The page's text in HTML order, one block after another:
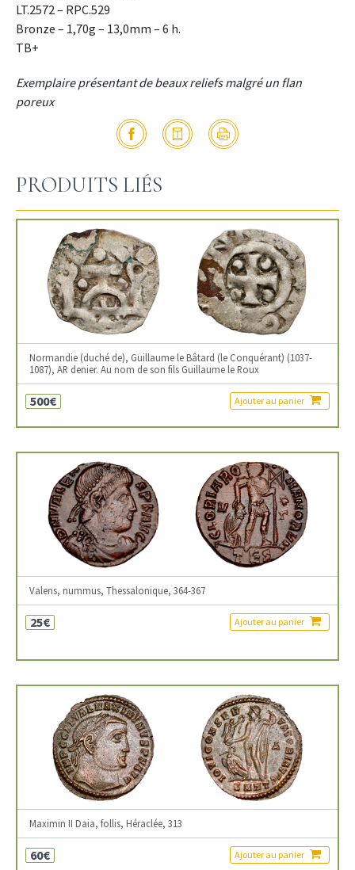
LT.2572 – RPC.529
Bronze – 1,70g – 13,0mm – 6 h.
TB+
Exemplaire présentant de beaux reliefs malgré un flan
poreux
PRODUITS LIÉS
Normandie (duché de), Guillaume le Bâtard (le Conquérant) (1037-
1087), AR denier. Au nom de son fils Guillaume le Roux
500€ Ajouter au panier
Valens, nummus, Thessalonique, 364-367
25€ Ajouter au panier
Maximin II Daia, follis, Héraclée, 313
60€ Ajouter au panier